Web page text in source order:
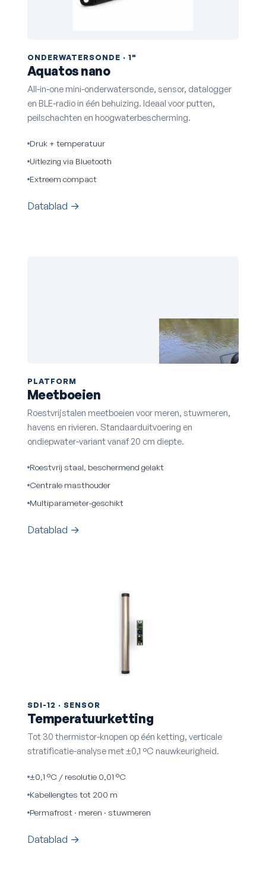
ONDERWATERSONDE · 1"
Aquatos nano
All-in-one mini-onderwatersonde, sensor, datalogger
en BLE-radio in één behuizing. Ideaal voor putten,
peilschachten en hoogwaterbescherming.
Druk + temperatuur
Uitlezing via Bluetooth
Extreem compact
Datablad →
PLATFORM
Meetboeien
Roestvrijstalen meetboeien voor meren, stuwmeren,
havens en rivieren. Standaarduitvoering en
ondiepwater-variant vanaf 20 cm diepte.
Roestvrij staal, beschermend gelakt
Centrale masthouder
Multiparameter-geschikt
Datablad →
SDI-12 · SENSOR
Temperatuurketting
Tot 30 thermistor-knopen op één ketting, verticale
stratificatie-analyse met ±0,1 °C nauwkeurigheid.
±0,1 °C / resolutie 0,01 °C
Kabellengtes tot 200 m
Permafrost · meren · stuwmeren
Datablad →